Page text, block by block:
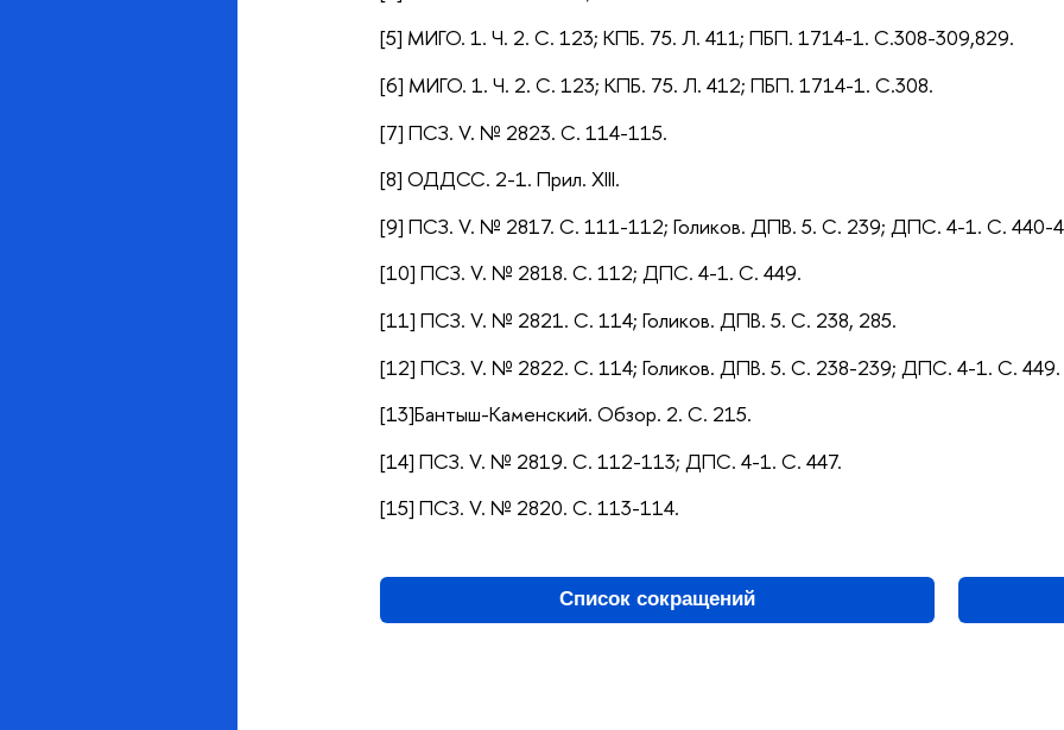
[5] МИГО. 1. Ч. 2. С. 123; КПБ. 75. Л. 411; ПБП. 1714-1. С.308-309,829.
[6] МИГО. 1. Ч. 2. С. 123; КПБ. 75. Л. 412; ПБП. 1714-1. С.308.
[7] ПСЗ. V. № 2823. С. 114-115.
[8] ОДДСС. 2-1. Прил. XIII.
[9] ПСЗ. V. № 2817. С. 111-112; Голиков. ДПВ. 5. С. 239; ДПС. 4-1. С. 440-
[10] ПСЗ. V. № 2818. С. 112; ДПС. 4-1. С. 449.
[11] ПСЗ. V. № 2821. С. 114; Голиков. ДПВ. 5. С. 238, 285.
[12] ПСЗ. V. № 2822. С. 114; Голиков. ДПВ. 5. С. 238-239; ДПС. 4-1. С. 449.
[13]Бантыш-Каменский. Обзор. 2. С. 215.
[14] ПСЗ. V. № 2819. С. 112-113; ДПС. 4-1. С. 447.
[15] ПСЗ. V. № 2820. С. 113-114.
Список сокращений